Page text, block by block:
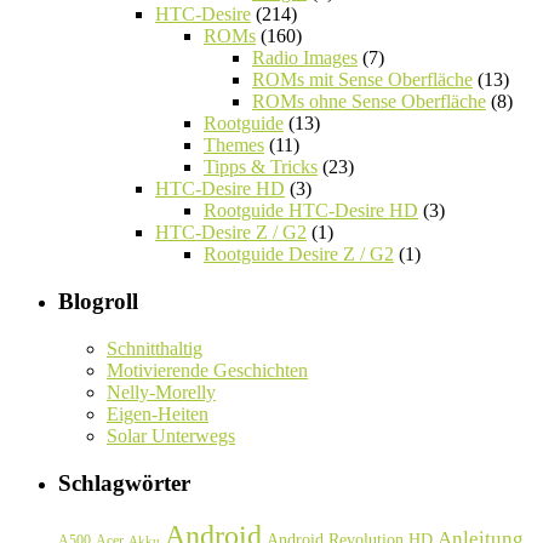
HTC-Desire (214)
ROMs (160)
Radio Images (7)
ROMs mit Sense Oberfläche (13)
ROMs ohne Sense Oberfläche (8)
Rootguide (13)
Themes (11)
Tipps & Tricks (23)
HTC-Desire HD (3)
Rootguide HTC-Desire HD (3)
HTC-Desire Z / G2 (1)
Rootguide Desire Z / G2 (1)
Blogroll
Schnitthaltig
Motivierende Geschichten
Nelly-Morelly
Eigen-Heiten
Solar Unterwegs
Schlagwörter
Android